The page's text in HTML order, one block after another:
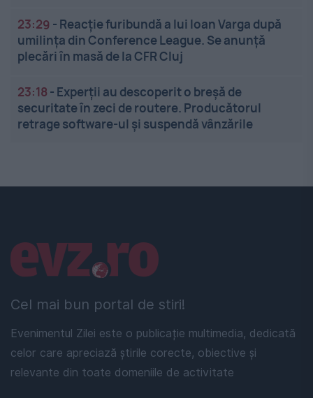
23:29 - Reacție furibundă a lui Ioan Varga după
umilința din Conference League. Se anunță
plecări în masă de la CFR Cluj
23:18 - Experții au descoperit o breșă de
securitate în zeci de routere. Producătorul
retrage software-ul și suspendă vânzările
Cel mai bun portal de stiri!
Evenimentul Zilei este o publicație multimedia, dedicată
celor care apreciază știrile corecte, obiective și
relevante din toate domeniile de activitate
Linkuri utile